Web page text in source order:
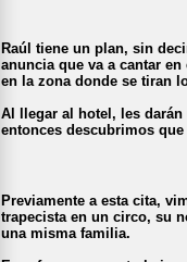
Raúl tiene un plan, sin
anuncia que va a cantar
en la zona donde se tiran
Al llegar al hotel, les
entonces descubrimos
Previamente a esta cita,
trapecista en un circo, su
una misma familia.